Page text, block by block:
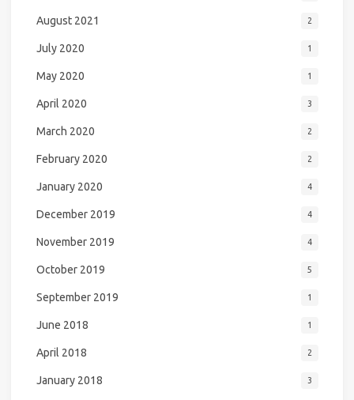
August 2021 2
July 2020 1
May 2020 1
April 2020 3
March 2020 2
February 2020 2
January 2020 4
December 2019 4
November 2019 4
October 2019 5
September 2019 1
June 2018 1
April 2018 2
January 2018 3